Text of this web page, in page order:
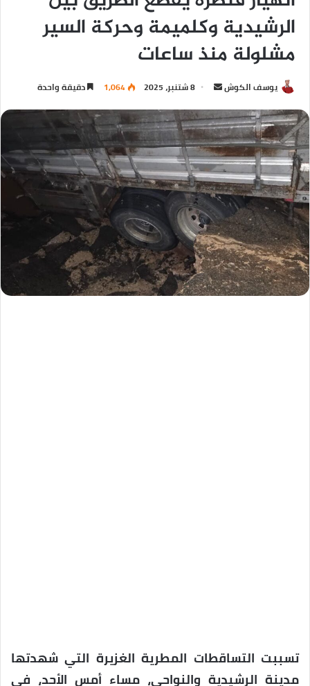
الرشيدية وكلميمة وحركة السير
مشلولة منذ ساعات
يوسف الكوش 8 شتنبر، 2025 1,064 دقيقة واحدة
تسببت التساقطات المطرية الغزيرة التي شهدتها
مدينة الرشيدية والنواحي، مساء أمس الأحد، في